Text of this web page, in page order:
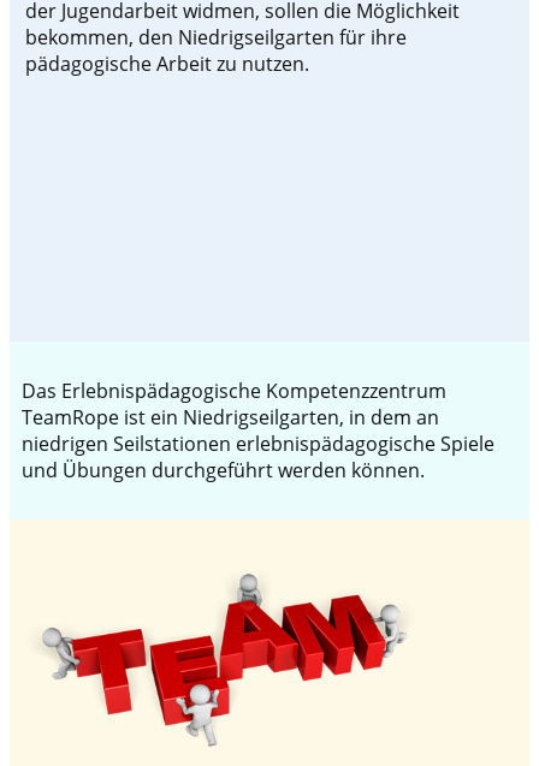
der Jugendarbeit widmen, sollen die Möglichkeit
bekommen, den Niedrigseilgarten für ihre
pädagogische Arbeit zu nutzen.
Das Erlebnispädagogische Kompetenzzentrum
TeamRope ist ein Niedrigseilgarten, in dem an
niedrigen Seilstationen erlebnispädagogische Spiele
und Übungen durchgeführt werden können.